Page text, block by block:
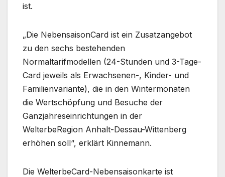
ist.
„Die NebensaisonCard ist ein Zusatzangebot
zu den sechs bestehenden
Normaltarifmodellen (24-Stunden und 3-Tage-
Card jeweils als Erwachsenen-, Kinder- und
Familienvariante), die in den Wintermonaten
die Wertschöpfung und Besuche der
Ganzjahreseinrichtungen in der
WelterbeRegion Anhalt-Dessau-Wittenberg
erhöhen soll“, erklärt Kinnemann.
Die WelterbeCard-Nebensaisonkarte ist